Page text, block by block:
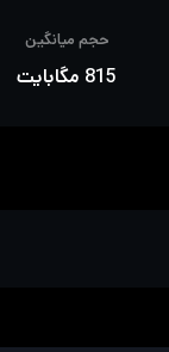
حجم میانگین
815 مگابایت